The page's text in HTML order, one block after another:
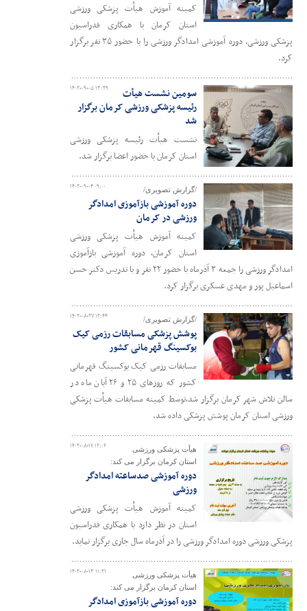
کمیته آموزش هیأت پزشکی ورزشی
استان کرمان با همکاری فدراسیون
پزشکی ورزشی، دوره آموزشی امدادگر ورزشی را با حضور ۳۵ نفر برگزار
کرد.
۱۴۰۲-۰۹-۰۵ ۱۳:۲۹
سومین نشست هیأت
رئیسه پزشکی ورزشی کرمان برگزار
شد
نشست هیأت رئیسه پزشکی ورزشی
استان کرمان با حضور اعضا برگزار شد.
۱۴۰۲-۰۹-۰۴ ۰۹:۰۰ /گزارش تصویری/
دوره آموزشی بازآموزی امدادگر
ورزشی در کرمان
کمیته آموزش هیأت پزشکی ورزشی
استان کرمان، دوره آموزشی بازآموزی
امدادگر ورزشی را جمعه ۳ آذرماه با حضور ۲۲ نفر و با تدریس دکتر حسن
اسماعیل پور و مهدی عسکری برگزار کرد.
۱۴۰۲-۰۸-۲۷ ۱۲:۴۴ /گزارش تصویری/
پوشش پزشکی مسابقات رزمی کیک
بوکسینگ قهرمانی کشور
مسابقات رزمی کیک بوکسینگ قهرمانی
کشور که روزهای ۲۵ و ۲۶ آبان ماه در
سالن تلاش شهر کرمان برگزار شد،توسط کمیته مسابقات هیأت پزشکی
ورزشی استان کرمان پوشش پزشکی داده شد.
۱۴۰۲-۰۸-۱۷ ۱۲:۰۶
هیأت پزشکی ورزشی
استان کرمان برگزار می کند:
دوره آموزشی صدساعته امدادگر
ورزشی
کمیته آموزش هیأت پزشکی ورزشی
استان در نظر دارد با همکاری فدراسیون
پزشکی ورزشی دوره امدادگر ورزشی را در آذرماه سال جاری برگزار نماید.
۱۴۰۲-۰۸-۱۳ ۱۱:۲۱
هیأت پزشکی ورزشی
استان کرمان برگزار می کند:
دوره آموزشی بازآموزی امدادگر